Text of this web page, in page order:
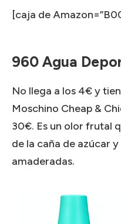
[caja de
960 Agua
No llega a los 4€ y
Moschino Cheap &
30€. Es un olor frutal
de la caña de azúcar
amaderadas.